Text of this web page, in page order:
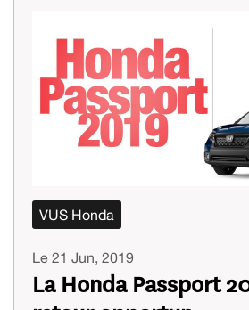
VUS Honda
Le 21 Jun, 2019
La Honda Passport